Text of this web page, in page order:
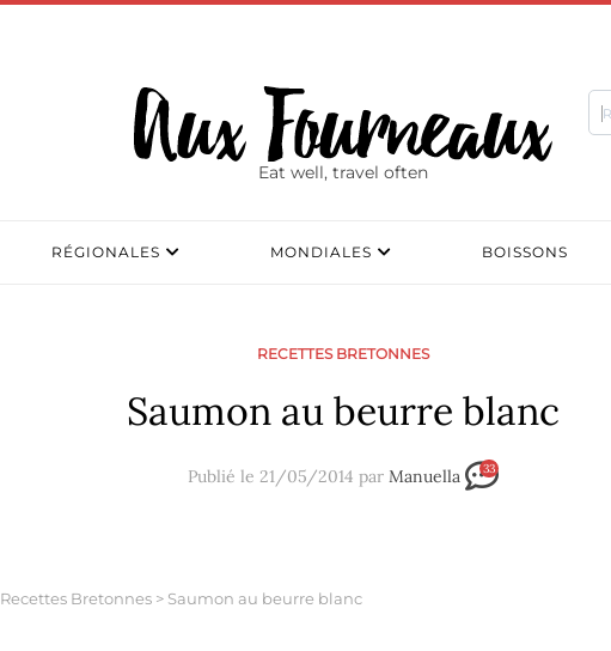
Eat well, travel often
RÉGIONALES MONDIALES BOISSONS
RECETTES BRETONNES
Saumon au beurre blanc
Publié le 21/05/2014 par Manuella 33
Recettes Bretonnes > Saumon au beurre blanc